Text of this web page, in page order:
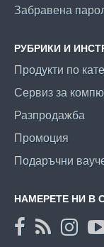
Забравена
РУБРИКИ И
Продукти по
Сервиз за
Разпродажба
Промоция
Подаръчни
НАМЕРЕТЕ НИ В